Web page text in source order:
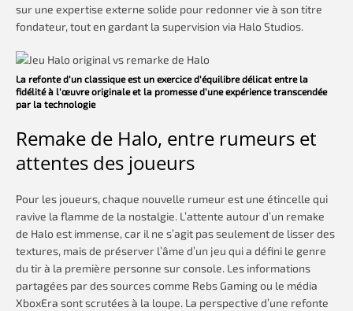
sur une expertise externe solide pour redonner vie à son titre
fondateur, tout en gardant la supervision via Halo Studios.
La refonte d’un classique est un exercice d’équilibre délicat entre la
fidélité à l’œuvre originale et la promesse d’une expérience transcendée
par la technologie
Remake de Halo, entre rumeurs et
attentes des joueurs
Pour les joueurs, chaque nouvelle rumeur est une étincelle qui
ravive la flamme de la nostalgie. L’attente autour d’un remake
de Halo est immense, car il ne s’agit pas seulement de lisser des
textures, mais de préserver l’âme d’un jeu qui a défini le genre
du tir à la première personne sur console. Les informations
partagées par des sources comme Rebs Gaming ou le média
XboxEra sont scrutées à la loupe. La perspective d’une refonte